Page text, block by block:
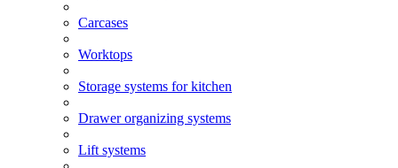
Carcases
Worktops
Storage systems for kitchen
Drawer organizing systems
Lift systems